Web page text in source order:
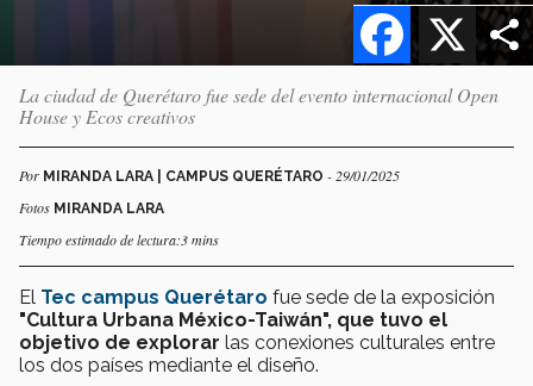
X
Facebook
La ciudad de Querétaro fue sede del evento internacional Open
House y Ecos creativos
Por MIRANDA LARA | CAMPUS QUERÉTARO - 29/01/2025
Fotos MIRANDA LARA
Tiempo estimado de lectura:3 mins
El Tec campus Querétaro fue sede de la exposición
"Cultura Urbana México-Taiwán", que tuvo el
objetivo de explorar las conexiones culturales entre
los dos países mediante el diseño.